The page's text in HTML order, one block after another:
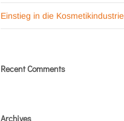
Einstieg in die Kosmetikindustrie
Recent Comments
Archives